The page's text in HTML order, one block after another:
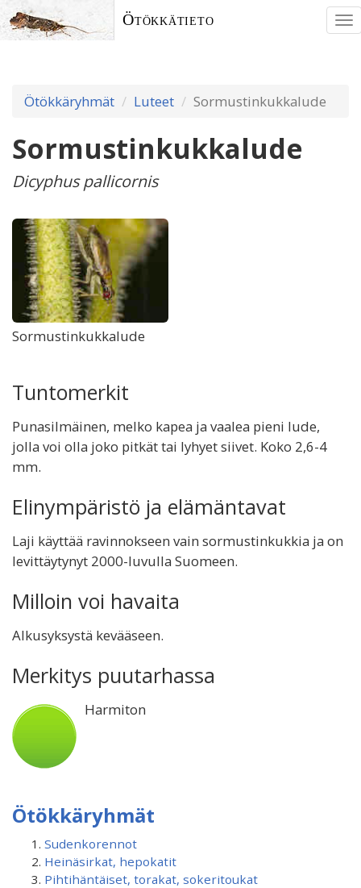
Ötökkätieto
Ötökkäryhmät Luteet Sormustinkukkalude
Sormustinkukkalude
Dicyphus pallicornis
Sormustinkukkalude
Tuntomerkit
Punasilmäinen, melko kapea ja vaalea pieni lude,
jolla voi olla joko pitkät tai lyhyet siivet. Koko 2,6-4
mm.
Elinympäristö ja elämäntavat
Laji käyttää ravinnokseen vain sormustinkukkia ja on
levittäytynyt 2000-luvulla Suomeen.
Milloin voi havaita
Alkusyksystä kevääseen.
Merkitys puutarhassa
Harmiton
Ötökkäryhmät
Sudenkorennot
Heinäsirkat, hepokatit
Pihtihäntäiset, torakat, sokeritoukat